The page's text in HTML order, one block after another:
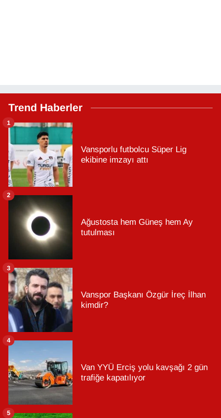
Trend Haberler
Vansporlu futbolcu Süper Lig
ekibine imzayı attı
1
Ağustosta hem Güneş hem Ay
tutulması
2
Vanspor Başkanı Özgür İreç İlhan
kimdir?
3
Van YYÜ Erciş yolu kavşağı 2 gün
trafiğe kapatılıyor
4
5